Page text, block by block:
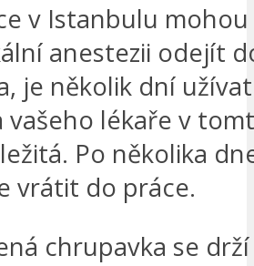
v Istanbulu
anestezii odejít
je několik dní
vašeho lékaře v
Po několika
vrátit do práce.
chrupavka se